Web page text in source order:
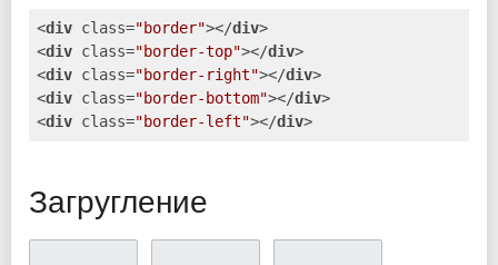
<div class="border"></div>
<div class="border-top"></div>
<div class="border-right"></div>
<div class="border-bottom"></div>
<div class="border-left"></div>
Загругление